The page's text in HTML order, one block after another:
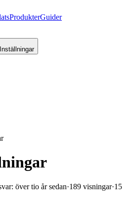
ProdukterGuider
Inställningar
: över tio år sedan·189 visningar·15